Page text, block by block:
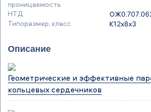
проницаемость
НТД
Типоразмер, класс
К12х8х3
Описание
Геометрические и эффективные
кольцевых сердечников